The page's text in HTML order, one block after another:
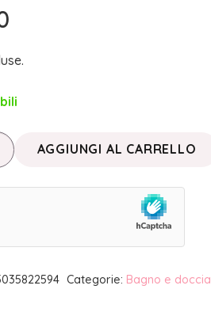
AGGIUNGI AL CARRELLO
Categorie: Bagno e doccia